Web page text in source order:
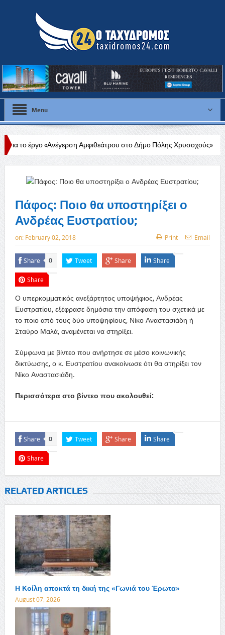
Menu
Αμφιθεάτρου στο Δήμο Πόλης Χρυσοχούς» Στάλω
Πάφος: Ποιο θα υποστηρίξει ο
Ανδρέας Ευστρατίου;
on: February 02, 2018 Print Email
Share 0 Tweet Share Share
Share
Ο υπερκομματικός ανεξάρτητος υποψήφιος, Ανδρέας
Ευστρατίου, εξέφρασε δημόσια την απόφαση του σχετικά με
το ποιο από τους δύο υποψηφίους, Νίκο Αναστασιάδη ή
Σταύρο Μαλά, αναμένεται να στηρίξει.
Σύμφωνα με βίντεο που ανήρτησε σε μέσο κοινωνικής
δικτύωσης, ο κ. Ευστρατίου ανακοίνωσε ότι θα στηρίξει τον
Νίκο Αναστασιάδη.
Περισσότερα στο βίντεο που ακολουθεί:
Share 0 Tweet Share Share
Share
RELATED ARTICLES
Η Κοίλη αποκτά τη δική της «Γωνιά του Έρωτα»
August 07, 2026